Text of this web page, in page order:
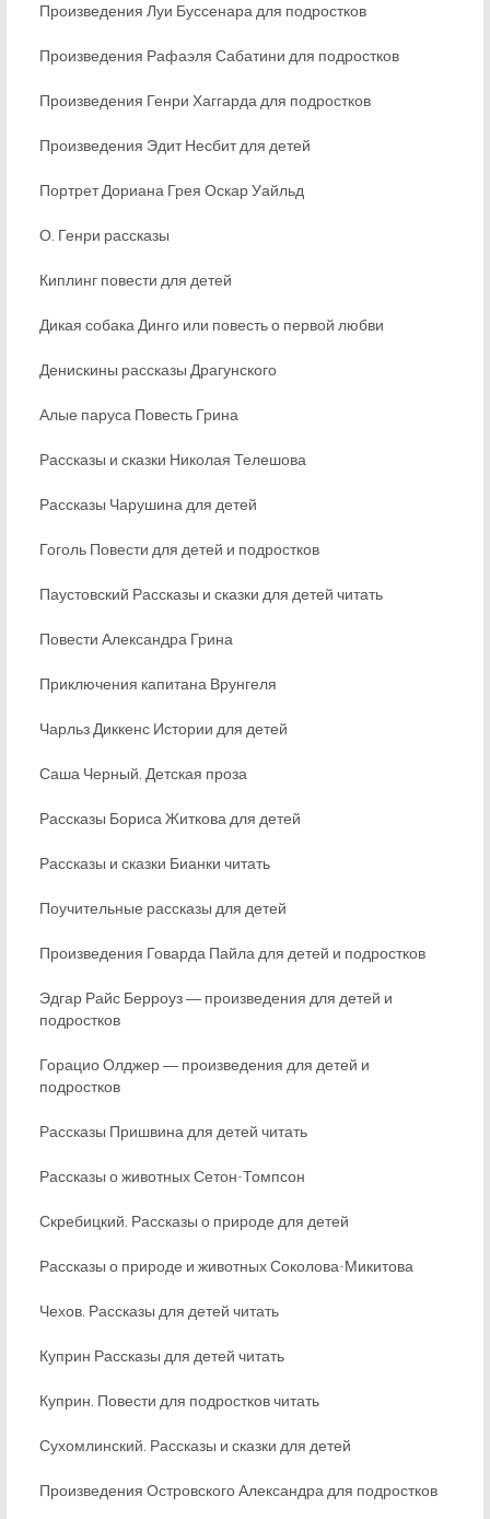
Произведения Луи Буссенара для подростков
Произведения Рафаэля Сабатини для подростков
Произведения Генри Хаггарда для подростков
Произведения Эдит Несбит для детей
Портрет Дориана Грея Оскар Уайльд
О. Генри рассказы
Киплинг повести для детей
Дикая собака Динго или повесть о первой любви
Денискины рассказы Драгунского
Алые паруса Повесть Грина
Рассказы и сказки Николая Телешова
Рассказы Чарушина для детей
Гоголь Повести для детей и подростков
Паустовский Рассказы и сказки для детей читать
Повести Александра Грина
Приключения капитана Врунгеля
Чарльз Диккенс Истории для детей
Саша Черный. Детская проза
Рассказы Бориса Житкова для детей
Рассказы и сказки Бианки читать
Поучительные рассказы для детей
Произведения Говарда Пайла для детей и подростков
Эдгар Райс Берроуз ― произведения для детей и
подростков
Горацио Олджер ― произведения для детей и
подростков
Рассказы Пришвина для детей читать
Рассказы о животных Сетон-Томпсон
Скребицкий. Рассказы о природе для детей
Рассказы о природе и животных Соколова-Микитова
Чехов. Рассказы для детей читать
Куприн Рассказы для детей читать
Куприн. Повести для подростков читать
Сухомлинский. Рассказы и сказки для детей
Произведения Островского Александра для подростков